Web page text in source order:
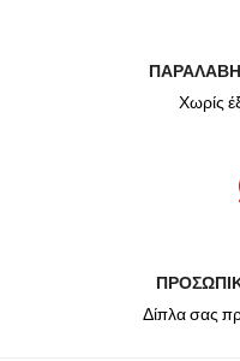
Χωρίς
Δίπλα σας